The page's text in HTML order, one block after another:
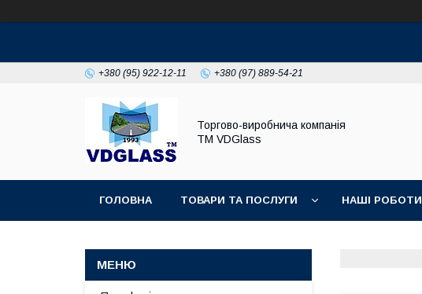
+380 (95) 922-12-11 +380 (97) 889-54-21
Торгово-виробнича компанія
ТМ VDGlass
ГОЛОВНА ТОВАРИ ТА ПОСЛУГИ НАШІ РОБОТИ